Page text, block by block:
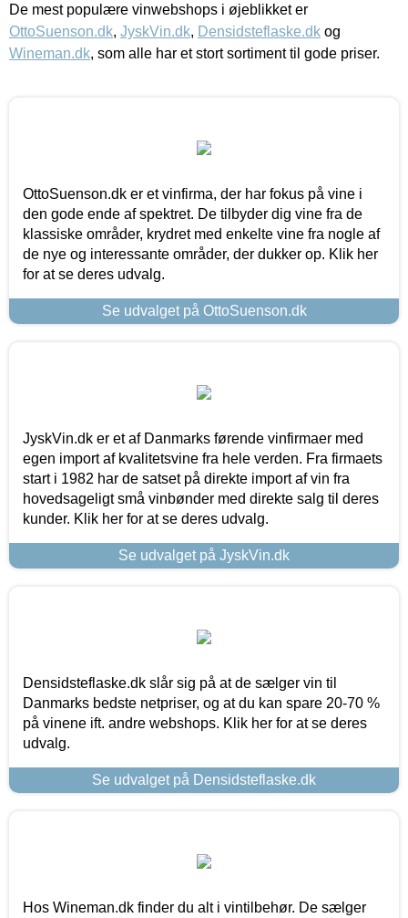
De mest populære vinwebshops i øjeblikket er
OttoSuenson.dk, JyskVin.dk, Densidsteflaske.dk og
Wineman.dk, som alle har et stort sortiment til gode priser.
OttoSuenson.dk er et vinfirma, der har fokus på vine i
den gode ende af spektret. De tilbyder dig vine fra de
klassiske områder, krydret med enkelte vine fra nogle af
de nye og interessante områder, der dukker op. Klik her
for at se deres udvalg.
Se udvalget på OttoSuenson.dk
JyskVin.dk er et af Danmarks førende vinfirmaer med
egen import af kvalitetsvine fra hele verden. Fra firmaets
start i 1982 har de satset på direkte import af vin fra
hovedsageligt små vinbønder med direkte salg til deres
kunder. Klik her for at se deres udvalg.
Se udvalget på JyskVin.dk
Densidsteflaske.dk slår sig på at de sælger vin til
Danmarks bedste netpriser, og at du kan spare 20-70 %
på vinene ift. andre webshops. Klik her for at se deres
udvalg.
Se udvalget på Densidsteflaske.dk
Hos Wineman.dk finder du alt i vintilbehør. De sælger